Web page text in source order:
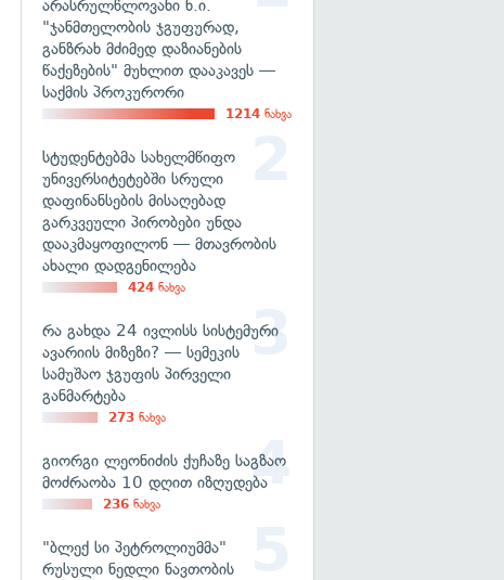
არასრულწლოვანი ნ.ი.
"ჯანმთელობის ჯგუფურად,
განზრახ მძიმედ დაზიანების
წაქეზების" მუხლით დააკავეს —
საქმის პროკურორი
1214 ნახვა
სტუდენტებმა სახელმწიფო
უნივერსიტეტებში სრული
დაფინანსების მისაღებად
გარკვეული პირობები უნდა
დააკმაყოფილონ — მთავრობის
ახალი დადგენილება
424 ნახვა
რა გახდა 24 ივლისს სისტემური
ავარიის მიზეზი? — სემეკის
სამუშაო ჯგუფის პირველი
განმარტება
273 ნახვა
გიორგი ლეონიძის ქუჩაზე საგზაო
მოძრაობა 10 დღით იზღუდება
236 ნახვა
"ბლექ სი პეტროლიუმმა"
რუსული ნედლი ნავთობის